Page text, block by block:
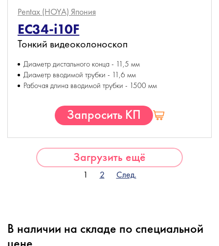
Pentax (HOYA) Япония
EC34-i10F
Тонкий видеоколоноскоп
Диаметр дистального конца - 11,5 мм
Диаметр вводимой трубки - 11,6 мм
Рабочая длина вводимой трубки - 1500 мм
Запросить КП
Загрузить ещё
1 2 След.
В наличии на складе по специальной